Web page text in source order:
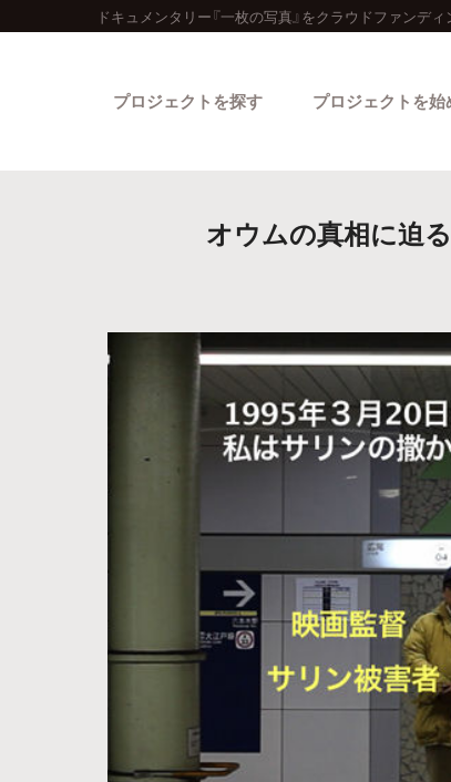
ドキュメンタリー『一枚の写真』をクラウドファンディ
プロジェクトを探す
カテゴリーから
プロジェクトを始
オウムの真相に迫